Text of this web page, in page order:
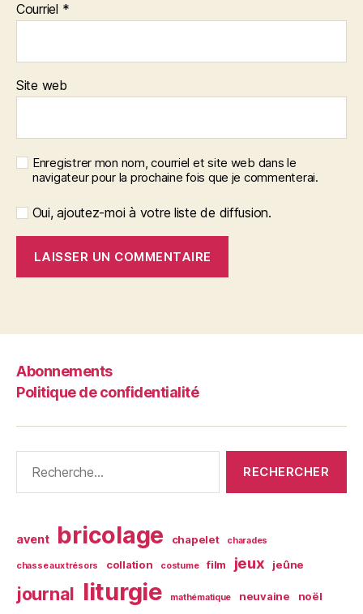
Courriel *
Site web
Enregistrer mon nom, courriel et site web dans le
navigateur pour la prochaine fois que je commenterai.
Oui, ajoutez-moi à votre liste de diffusion.
Abonnements
Politique de confidentialité
avent bricolage chapelet charades
chasse aux trésors collation costume film jeux jeûne
journal liturgie mathématique neuvaine noël